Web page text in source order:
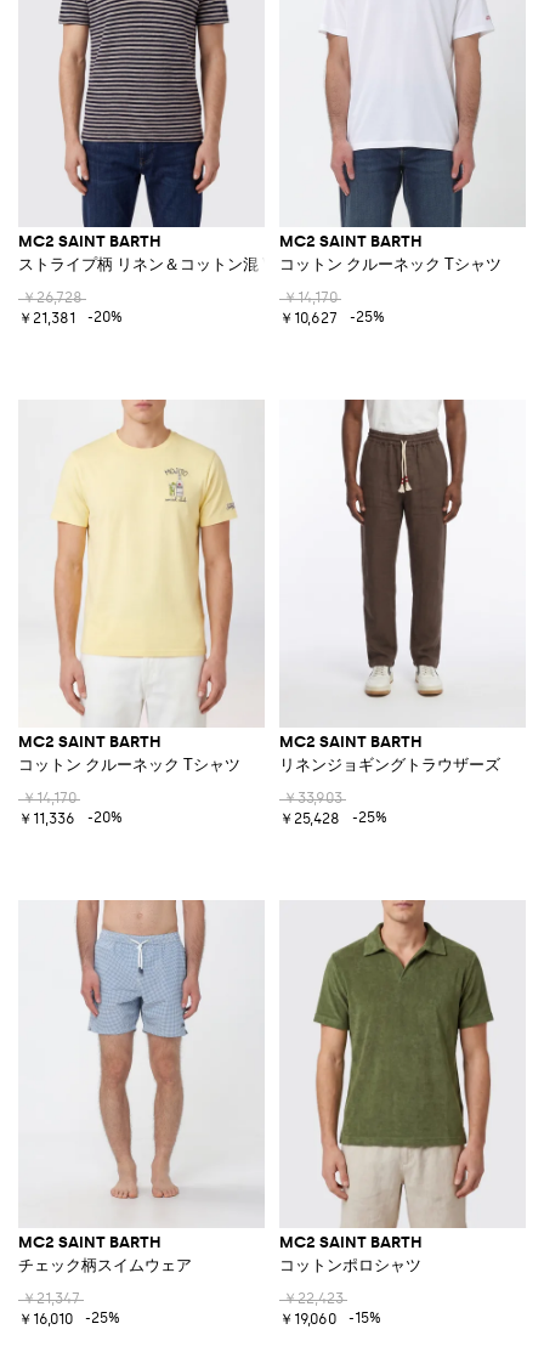
MC2 SAINT BARTH
ストライプ柄 リネン＆コットン混 Vネックポロシャツ
￥26,728
￥21,381
-20%
MC2 SAINT BARTH
コットン クルーネック Tシャツ
￥14,170
￥10,627
-25%
MC2 SAINT BARTH
コットン クルーネック Tシャツ
￥14,170
￥11,336
-20%
MC2 SAINT BARTH
リネンジョギングトラウザーズ
￥33,903
￥25,428
-25%
MC2 SAINT BARTH
チェック柄スイムウェア
￥21,347
￥16,010
-25%
MC2 SAINT BARTH
コットンポロシャツ
￥22,423
￥19,060
-15%